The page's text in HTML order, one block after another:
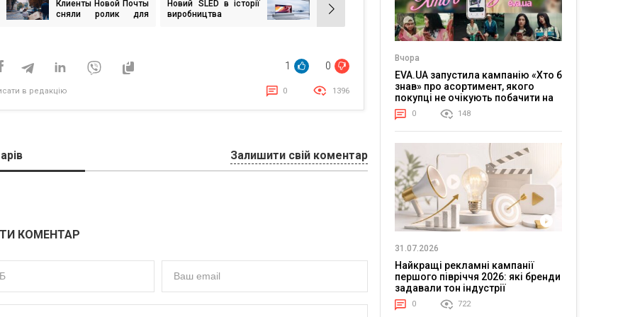
Клиенты Новой Почты
сняли ролик для
Новий SLED в історії
виробництва
1 0
в редакцію 0 1396
Залишити свій коментар
КОМЕНТАР
Вчора
EVA.UA запустила кампанію «Хто б
знав» про асортимент, якого
покупці не очікують побачити на
платформі
0 148
31.07.2026
Найкращі рекламні кампанії
першого півріччя 2026: які бренди
задавали тон індустрії
0 722